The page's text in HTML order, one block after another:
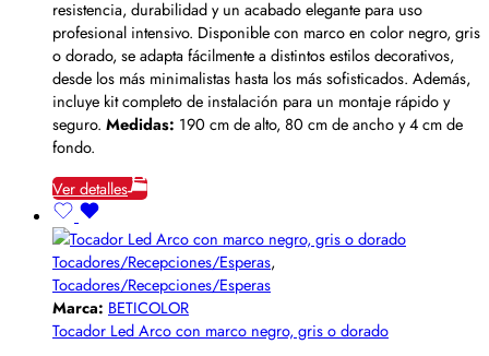
resistencia, durabilidad y un acabado elegante para uso
profesional intensivo. Disponible con marco en color negro, gris
o dorado, se adapta fácilmente a distintos estilos decorativos,
desde los más minimalistas hasta los más sofisticados. Además,
incluye kit completo de instalación para un montaje rápido y
seguro. Medidas: 190 cm de alto, 80 cm de ancho y 4 cm de
fondo.
Ver detalles
Tocadores/Recepciones/Esperas,
Tocadores/Recepciones/Esperas
Marca: BETICOLOR
Tocador Led Arco con marco negro, gris o dorado